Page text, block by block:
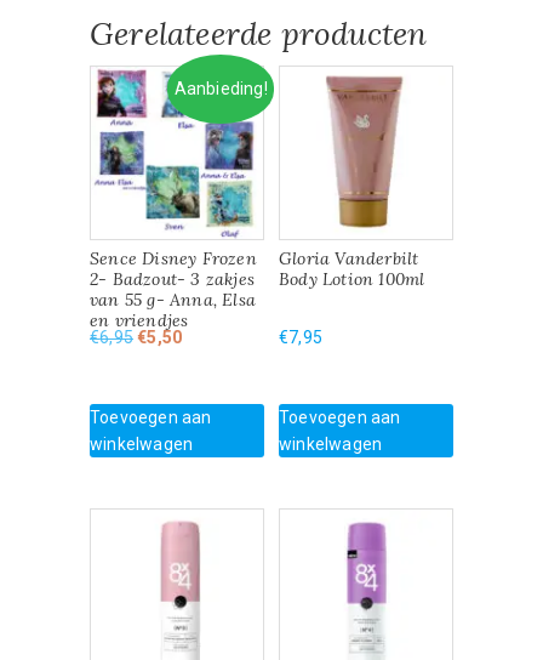
Gerelateerde producten
Aanbieding!
Sence Disney Frozen
2- Badzout- 3 zakjes
van 55 g- Anna, Elsa
en vriendjes
€6,95Oorspronkelijke
€6,95.
€5,50Huidige
€5,50.
Toevoegen aan
winkelwagen
Gloria Vanderbilt
Body Lotion 100ml
€7,95
Toevoegen aan
winkelwagen